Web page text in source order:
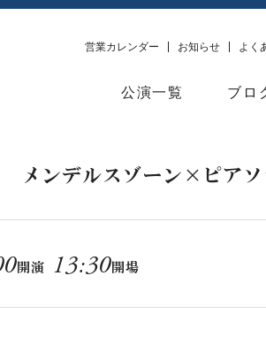
公演一覧 ブロ
営業カレンダー お知らせ よく
メンデルスゾーン×ピア
開演 13:30開場